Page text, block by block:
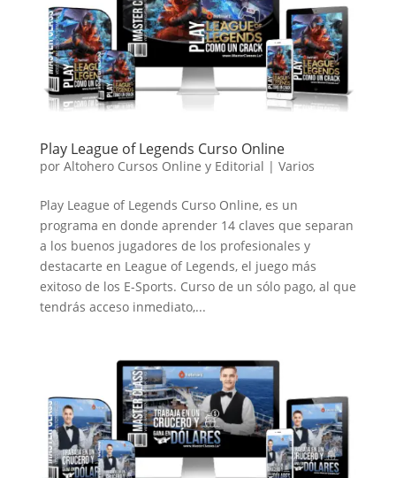
Play League of Legends Curso Online
por Altohero Cursos Online y Editorial | Varios
Play League of Legends Curso Online, es un
programa en donde aprender 14 claves que separan
a los buenos jugadores de los profesionales y
destacarte en League of Legends, el juego más
exitoso de los E-Sports. Curso de un sólo pago, al que
tendrás acceso inmediato,...